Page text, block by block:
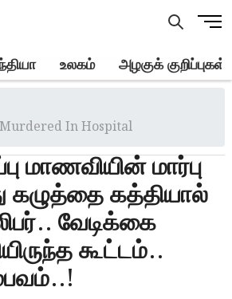
M
u
o
உலகம் அழகுக் குறிப்புகள்
In Hospital
மாணவியின் மார்பு
கழுத்தை கத்தியால்
வேடிக்கை
கூட்டம்..